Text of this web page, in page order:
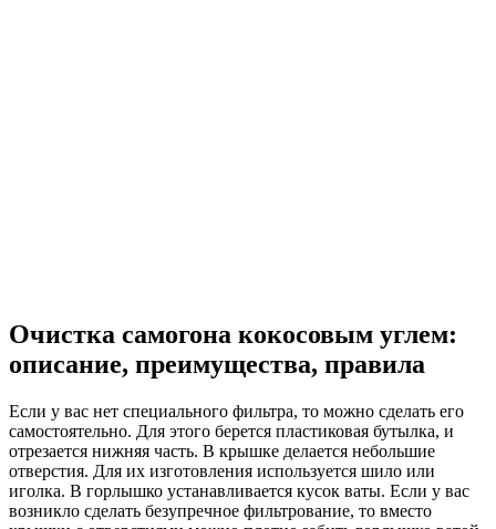
Очистка самогона кокосовым углем:
описание, преимущества, правила
Если у вас нет специального фильтра, то можно сделать его
самостоятельно. Для этого берется пластиковая бутылка, и
отрезается нижняя часть. В крышке делается небольшие
отверстия. Для их изготовления используется шило или
иголка. В горлышко устанавливается кусок ваты. Если у вас
возникло сделать безупречное фильтрование, то вместо